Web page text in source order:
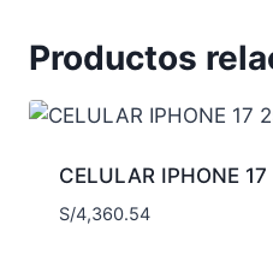
Productos
CELULAR IPHONE
S/4,360.54